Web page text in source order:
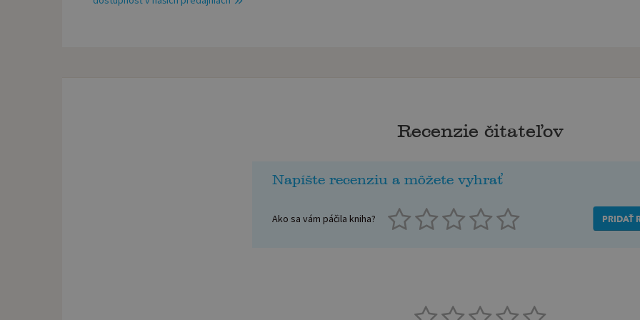
Recenzie čitateľov
Napíšte recenziu a môžete vyhrať
Ako sa vám páčila kniha? PRIDAŤ